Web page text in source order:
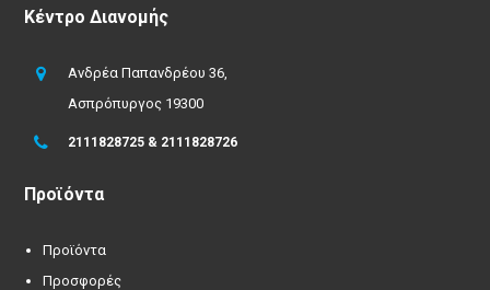
Κέντρο Διανομής
Ανδρέα Παπανδρέου 36,
Ασπρόπυργος 19300
2111828725 & 2111828726
Προϊόντα
Προϊόντα
Προσφορές